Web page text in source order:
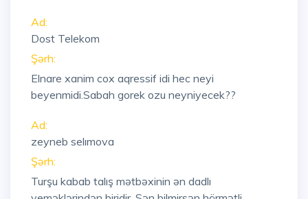
Ad:
Dost Telekom
Şərh:
Elnare xanim cox aqressif idi hec neyi
beyenmidi.Sabah gorek ozu neyniyecek??
Ad:
zeyneb selımova
Şərh:
Turşu kabab talış mətbəxinin ən dadlı